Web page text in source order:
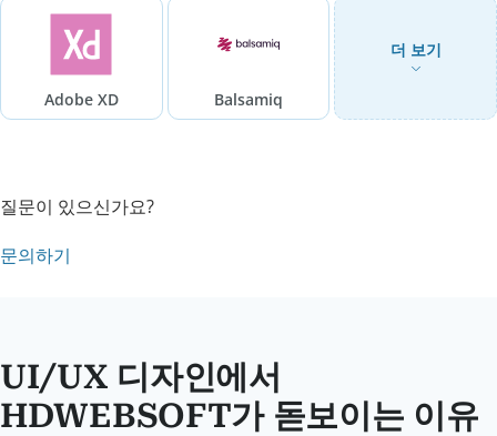
Adobe XD Balsamiq
더 보기
질문이 있으신가요?
문의하기
UI/UX 디자인에서
HDWEBSOFT가 돋보이는 이유